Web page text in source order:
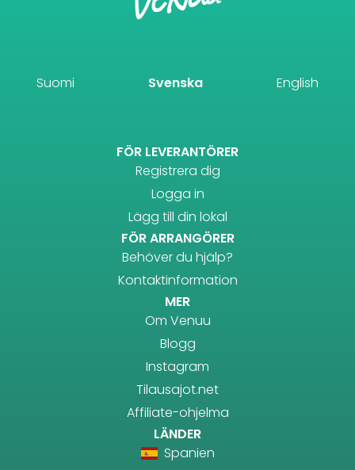
Suomi Svenska English
FÖR LEVERANTÖRER
Registrera dig
Logga in
Lägg till din lokal
FÖR ARRANGÖRER
Behöver du hjälp?
Kontaktinformation
MER
Om Venuu
Blogg
Instagram
Tilausajot.net
Affiliate-ohjelma
LÄNDER
Spanien